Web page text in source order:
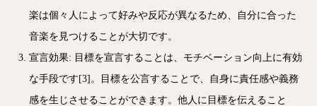
楽は個々人によって好みや反応が異なるため、自分に合った
音楽を見つけることが大切です。
宣言効果: 目標を宣言することは、モチベーション向上に有効
な手段です[3]。目標を公言することで、自身に責任感や義務
感を生じさせることができます。他人に目標を伝えること